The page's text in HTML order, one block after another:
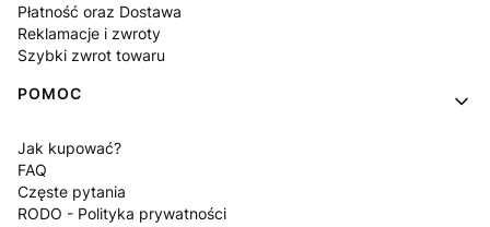
Płatność oraz Dostawa
Reklamacje i zwroty
Szybki zwrot towaru
POMOC
Jak kupować?
FAQ
Częste pytania
RODO - Polityka prywatności